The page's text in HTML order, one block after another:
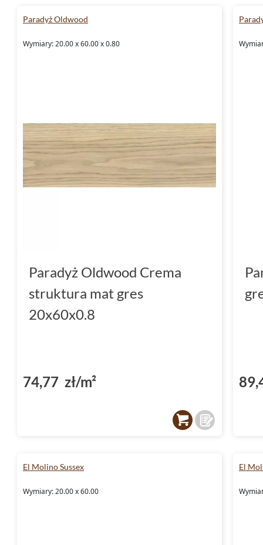
Paradyż Oldwood
Wymiary: 20.00 x 60.00 x 0.80
Paradyż Oldwood Crema
struktura mat gres
20x60x0.8
74,77 zł/m²
El Molino Sussex
Wymiary: 20.00 x 60.00
El